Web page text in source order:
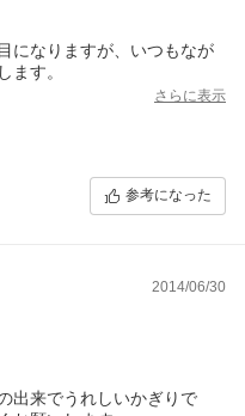
になりますが、いつもなが
ます。
さらに表示
参考になった
2014/06/30
出来でうれしいかぎりで